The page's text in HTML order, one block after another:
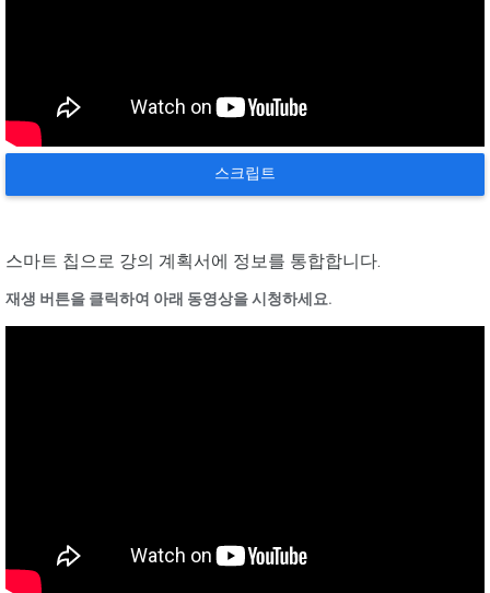
스크립트
스마트 칩으로 강의 계획서에 정보를 통합합니다.
재생 버튼을 클릭하여 아래 동영상을 시청하세요.